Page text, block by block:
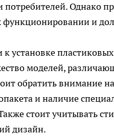
Однако
и
установке
моделей,
обратить внимание
и наличие
стоит учитывать
дизайн.